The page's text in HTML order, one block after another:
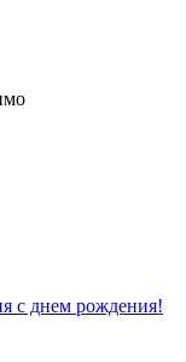
с днем рождения!